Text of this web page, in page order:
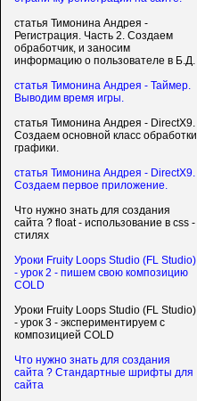
статья Тимонина Андрея -
Регистрация. Часть 2. Создаем
обработчик, и заносим
информацию о пользователе в Б.Д.
статья Тимонина Андрея - Таймер.
Выводим время игры.
статья Тимонина Андрея - DirectX9.
Создаем основной класс обработки
графики.
статья Тимонина Андрея - DirectX9.
Создаем первое приложение.
Что нужно знать для создания
сайта ? float - использование в css -
стилях
Уроки Fruity Loops Studio (FL Studio)
- урок 2 - пишем свою композицию
COLD
Уроки Fruity Loops Studio (FL Studio)
- урок 3 - экспериментируем с
композицией COLD
Что нужно знать для создания
сайта ? Стандартные шрифты для
сайта